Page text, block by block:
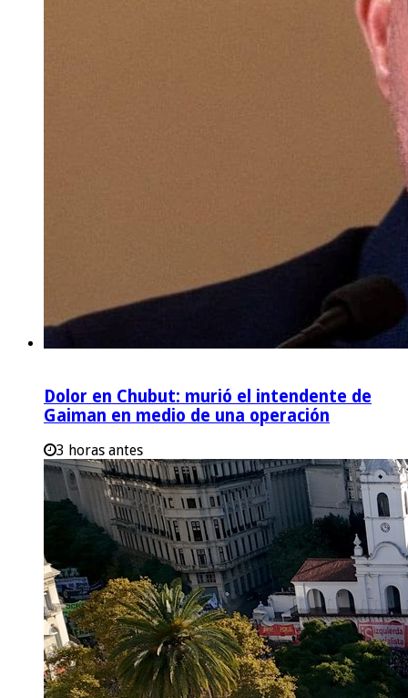
Dolor en Chubut: murió el intendente de
Gaiman en medio de una operación
3 horas antes